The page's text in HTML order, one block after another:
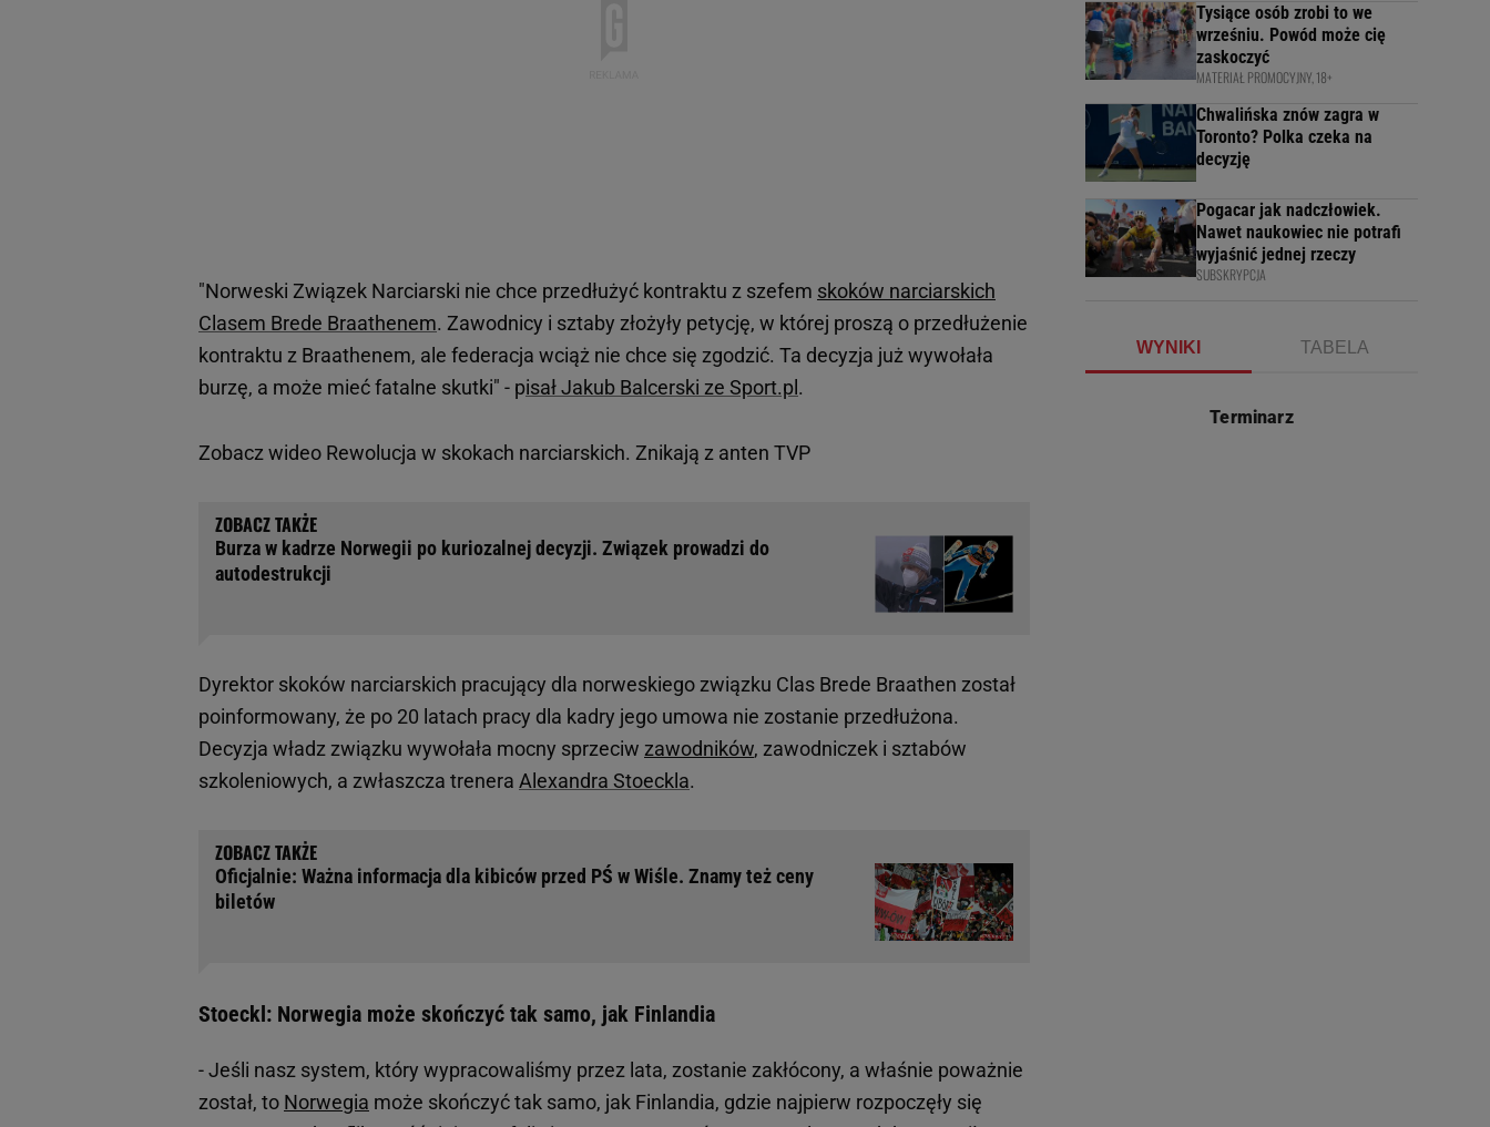
"Norweski Związek Narciarski nie chce przedłużyć kontraktu z szefem skoków narciarskich
Clasem Brede Braathenem. Zawodnicy i sztaby złożyły petycję, w której proszą o przedłużenie
kontraktu z Braathenem, ale federacja wciąż nie chce się zgodzić. Ta decyzja już wywołała
burzę, a może mieć fatalne skutki" - pisał Jakub Balcerski ze Sport.pl .
Zobacz wideo Rewolucja w skokach narciarskich. Znikają z anten TVP
Burza w kadrze Norwegii po kuriozalnej decyzji. Związek prowadzi do
autodestrukcji
Dyrektor skoków narciarskich pracujący dla norweskiego związku Clas Brede Braathen został
poinformowany, że po 20 latach pracy dla kadry jego umowa nie zostanie przedłużona.
Decyzja władz związku wywołała mocny sprzeciw zawodników, zawodniczek i sztabów
szkoleniowych, a zwłaszcza trenera Alexandra Stoeckla.
Oficjalnie: Ważna informacja dla kibiców przed PŚ w Wiśle. Znamy też ceny
biletów
Stoeckl: Norwegia może skończyć tak samo, jak Finlandia
- Jeśli nasz system, który wypracowaliśmy przez lata, zostanie zakłócony, a właśnie poważnie
został, to Norwegia może skończyć tak samo, jak Finlandia, gdzie najpierw rozpoczęły się
Tysiące osób zrobi to we
wrześniu. Powód może cię
zaskoczyć
MATERIAŁ PROMOCYJNY, 18+
Chwalińska znów zagra w
Toronto? Polka czeka na
decyzję
Pogacar jak nadczłowiek.
Nawet naukowiec nie potrafi
wyjaśnić jednej rzeczy
SUBSKRYPCJA
WYNIKI TABELA
Terminarz